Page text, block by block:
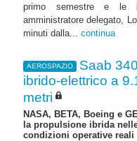
primo semestre e le
amministratore delegato,
minuti dalla... continua
AEROSPAZIO
Saab
ibrido-elettrico a
metri
NASA, BETA, Boeing e
la propulsione ibrida
condizioni operative reali